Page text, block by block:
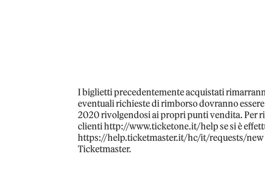
I biglietti precedentemente acquistati
eventuali richieste di rimborso dovranno
2020 rivolgendosi ai propri punti vendita. Per
clienti http://www.ticketone.it/help se si è
https://help.ticketmaster.it/hc/it/requests/new
Ticketmaster.